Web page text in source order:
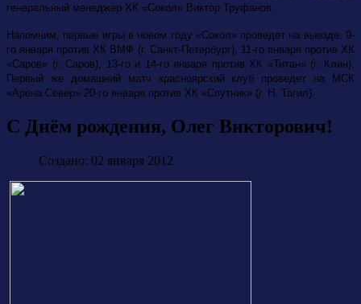
генеральный менеджер ХК «Сокол» Виктор Труфанов.
Напомним, первые игры в новом году «Сокол» проведет на выезде: 9-
го января против ХК ВМФ (г. Санкт-Петербург), 11-го января против ХК
«Саров» (г. Саров), 13-го и 14-го января против ХК «Титан» (г. Клин).
Первый же домашний матч красноярский клуб проведет на МСК
«Арена Север» 20-го января против ХК «Спутник» (г. Н. Тагил).
С Днём рождения, Олег Викторович!
Создано: 02 января 2012